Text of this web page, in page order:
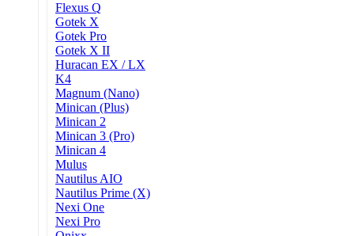
Flexus Q
Gotek X
Gotek Pro
Gotek X II
Huracan EX / LX
K4
Magnum (Nano)
Minican (Plus)
Minican 2
Minican 3 (Pro)
Minican 4
Mulus
Nautilus AIO
Nautilus Prime (X)
Nexi One
Nexi Pro